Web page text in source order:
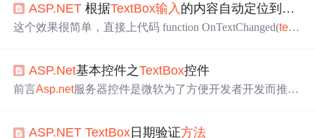
ASP.NET 根据TextBox输入 的内容自动定位到ListBox
这个效果很简单，直接上代码 function OnTextChanged(text
ASP.Net基本控件之TextBox控件
前言Asp.net服务器控件是微软为了方便开发者开发而推出
*代表了控件名，如&lt;asp:Button ID="btnOK" runat="serve
ASP.NET TextBox 日期验证方法